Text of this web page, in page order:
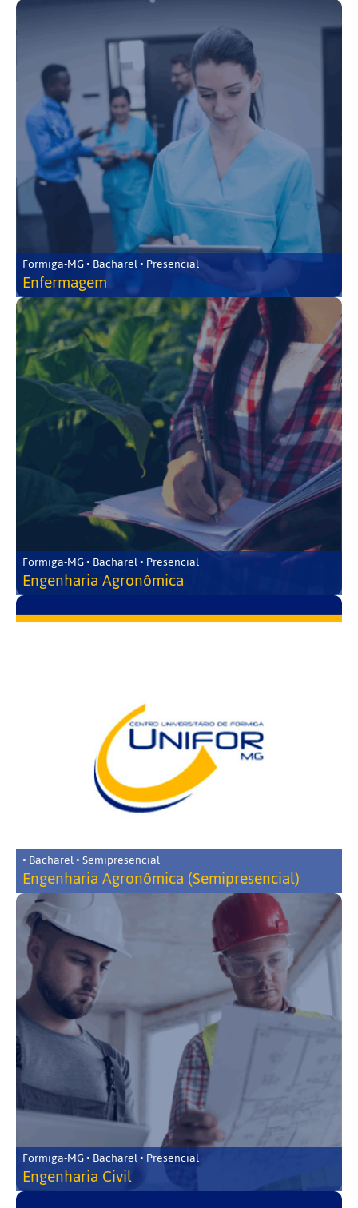
Formiga-MG • Bacharel • Presencial
Enfermagem
Formiga-MG • Bacharel • Presencial
Engenharia Agronômica
• Bacharel • Semipresencial
Engenharia Agronômica (Semipresencial)
Formiga-MG • Bacharel • Presencial
Engenharia Civil